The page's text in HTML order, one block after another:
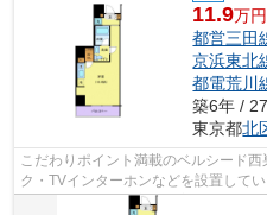
11.9万円
都営三田
京浜東北
都電荒川
築6年 /
東京都北
こだわりポイント満載のベルシード
ク・TVインターホンなどを設置して
内設備は洗面所独立・浴室乾燥機など